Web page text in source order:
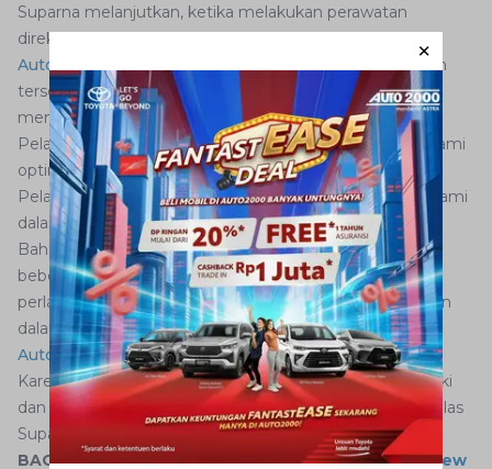
Suparna melanjutkan, ketika melakukan perawatan
direkomendasikan selalu datang kebengkel resmi
Auto2000
memiliki teknisi yang telah
tersertifikasi dan andal dalam menangani mobil kelas
menengah ke atas.
Pelayanan yang kami berikan kepada konsumen pun kami
optimalkan untuk semua jenis mobil, termasuk Camry.
Pelayanan dan kepuasan konsumen menjadi prioritas kami
dalam melayani pelanggan, ujar Suparna.
Bahkan, untuk All New Camry yang baru diluncurkan
beberapa waktu lalu pun dikatakan Suparna tidak ada
perlakuan atau perawatan khusus, selagi konsumen rutin
dalam melakukanperawatan berkaladibengkel resmi
Auto2000.
Karena kami sudah memiliki standar dalam memperbaiki
dan merawat kendaraan untuk masing-masing mobil, jelas
Suparna.
BACA JUGA :Amazing! Ini 4 Fakta Keunggulan All New